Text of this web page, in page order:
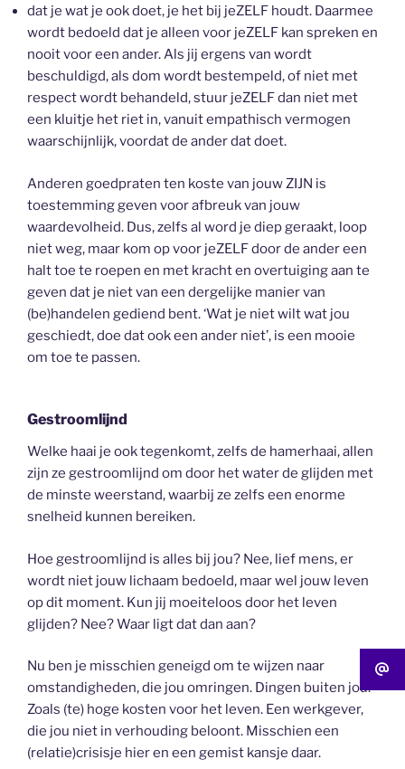
dat je wat je ook doet, je het bij jeZELF houdt. Daarmee
wordt bedoeld dat je alleen voor jeZELF kan spreken en
nooit voor een ander. Als jij ergens van wordt
beschuldigd, als dom wordt bestempeld, of niet met
respect wordt behandeld, stuur jeZELF dan niet met
een kluitje het riet in, vanuit empathisch vermogen
waarschijnlijk, voordat de ander dat doet.
Anderen goedpraten ten koste van jouw ZIJN is
toestemming geven voor afbreuk van jouw
waardevolheid. Dus, zelfs al word je diep geraakt, loop
niet weg, maar kom op voor jeZELF door de ander een
halt toe te roepen en met kracht en overtuiging aan te
geven dat je niet van een dergelijke manier van
(be)handelen gediend bent. ‘Wat je niet wilt wat jou
geschiedt, doe dat ook een ander niet’, is een mooie
om toe te passen.
Gestroomlijnd
Welke haai je ook tegenkomt, zelfs de hamerhaai, allen
zijn ze gestroomlijnd om door het water de glijden met
de minste weerstand, waarbij ze zelfs een enorme
snelheid kunnen bereiken.
Hoe gestroomlijnd is alles bij jou? Nee, lief mens, er
wordt niet jouw lichaam bedoeld, maar wel jouw leven
op dit moment. Kun jij moeiteloos door het leven
glijden? Nee? Waar ligt dat dan aan?
Nu ben je misschien geneigd om te wijzen naar
omstandigheden, die jou omringen. Dingen buiten jou.
Zoals (te) hoge kosten voor het leven. Een werkgever,
die jou niet in verhouding beloont. Misschien een
(relatie)crisisje hier en een gemist kansje daar.